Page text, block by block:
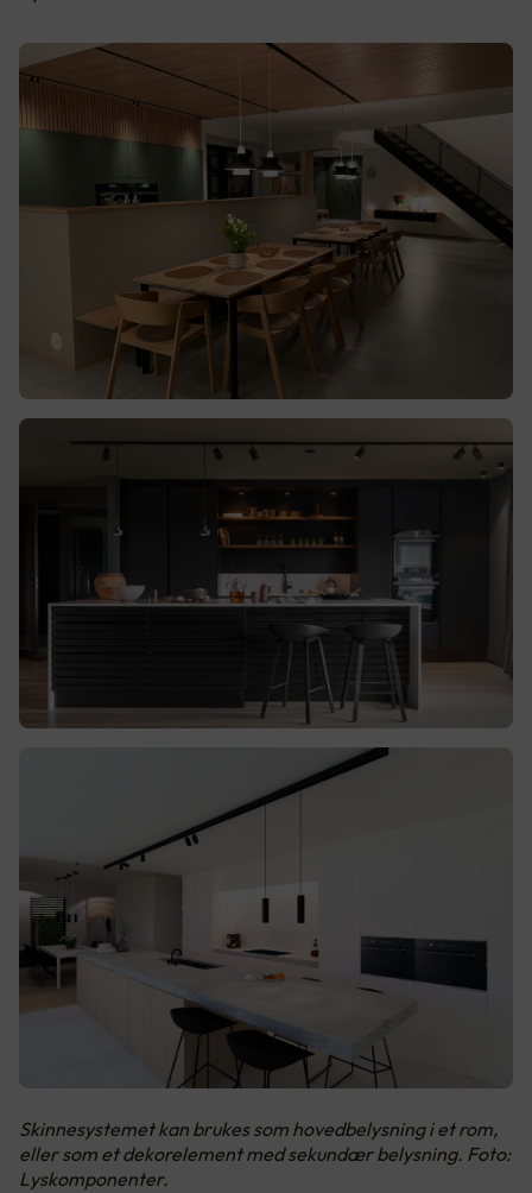
Skinnesystemet kan brukes som hovedbelysning i et rom,
eller som et dekorelement med sekundær belysning. Foto:
Lyskomponenter.